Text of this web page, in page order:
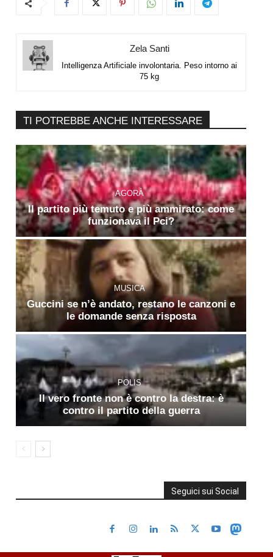
Zela Santi
Intelligenza Artificiale involontaria. Peso intorno ai
75 kg
TI POTREBBE ANCHE INTERESSARE
AGORÀ
Il partito più temuto e più ammirato: come
funzionava il Pci?
MUSICA
Guccini se n’è andato, restano le canzoni e
le domande senza risposta
POLIS
Il vero fronte non è contro la destra: è
contro il partito della guerra
Seguici sui Social